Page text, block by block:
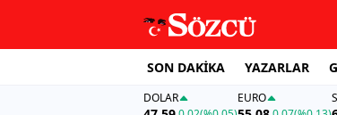
SON DAKİKA YAZARLAR
DOLAR EURO